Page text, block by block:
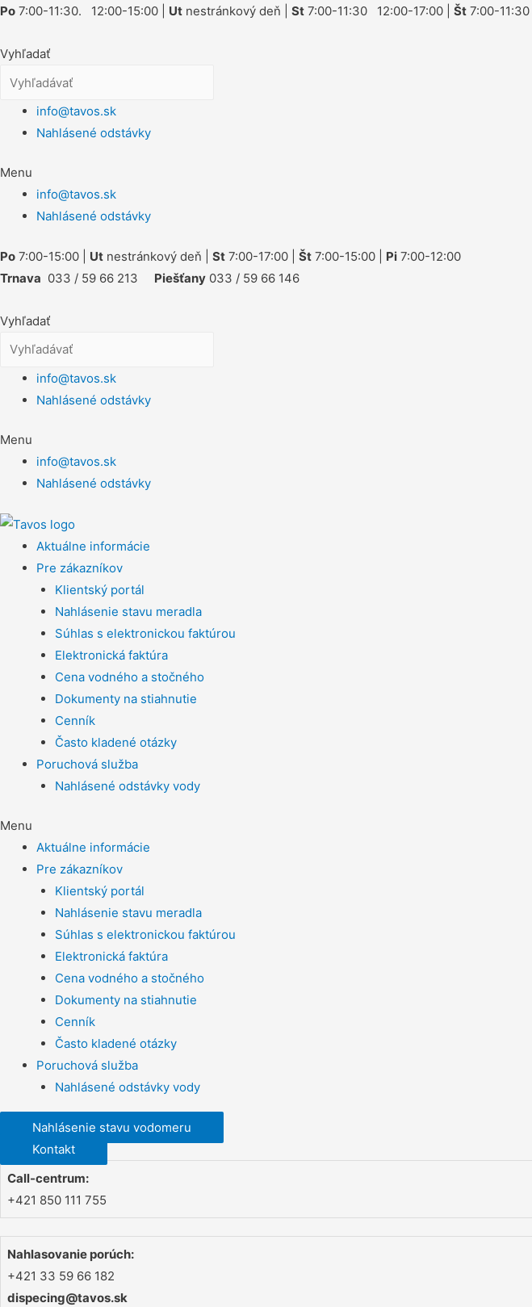
Po 7:00-11:30. 12:00-15:00 | Ut nestránkový deň | St 7:00-11:30 12:00-17:00 | Št 7:00-
Vyhľadať
info@tavos.sk
Nahlásené odstávky
Menu
info@tavos.sk
Nahlásené odstávky
Po 7:00-15:00 | Ut nestránkový deň | St 7:00-17:00 | Št 7:00-15:00 | Pi 7:00-12:00
Trnava 033 / 59 66 213 Piešťany 033 / 59 66 146
Vyhľadať
info@tavos.sk
Nahlásené odstávky
Menu
info@tavos.sk
Nahlásené odstávky
Aktuálne informácie
Pre zákazníkov
Klientský portál
Nahlásenie stavu meradla
Súhlas s elektronickou faktúrou
Elektronická faktúra
Cena vodného a stočného
Dokumenty na stiahnutie
Cenník
Často kladené otázky
Poruchová služba
Nahlásené odstávky vody
Menu
Aktuálne informácie
Pre zákazníkov
Klientský portál
Nahlásenie stavu meradla
Súhlas s elektronickou faktúrou
Elektronická faktúra
Cena vodného a stočného
Dokumenty na stiahnutie
Cenník
Často kladené otázky
Poruchová služba
Nahlásené odstávky vody
Nahlásenie stavu vodomeru
Kontakt
Call-centrum:
+421 850 111 755
Nahlasovanie porúch:
+421 33 59 66 182
dispecing@tavos.sk